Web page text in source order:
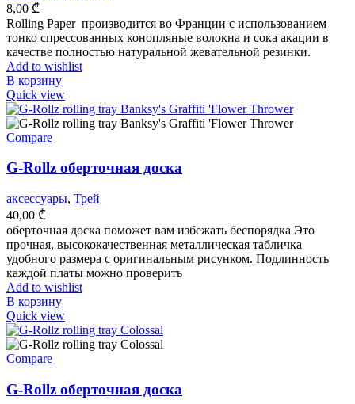
8,00 ₾
Rolling Paper производится во Франции с использованием
тонко спрессованных конопляные волокна и сока акации в
качестве полностью натуральной жевательной резинки.
Add to wishlist
В корзину
Quick view
Compare
G-Rollz оберточная доска
аксессуары, Трей
40,00 ₾
оберточная доска поможет вам избежать беспорядка Это
прочная, высококачественная металлическая табличка
удобного размера с оригинальным рисунком. Подлинность
каждой платы можно проверить
Add to wishlist
В корзину
Quick view
Compare
G-Rollz оберточная доска